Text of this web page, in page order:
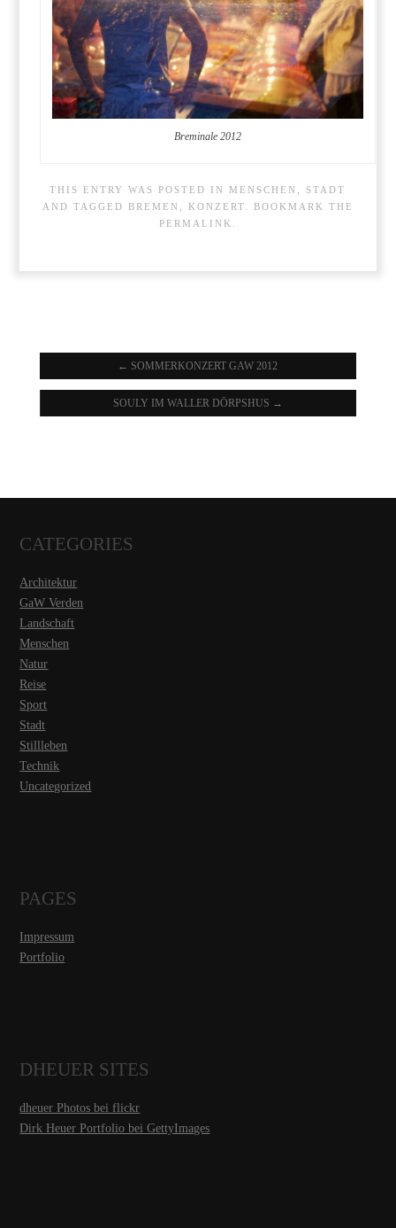
Breminale 2012
THIS ENTRY WAS POSTED IN MENSCHEN
STADT
AND TAGGED BREMEN KONZERT . BOOKMARK THE
PERMALINK
← SOMMERKONZERT GAW 2012
SOULY IM WALLER DÖRPSHUS →
CATEGORIES
Architektur
GaW Verden
Landschaft
Menschen
Natur
Reise
Sport
Stadt
Stillleben
Technik
Uncategorized
PAGES
Impressum
Portfolio
DHEUER SITES
dheuer Photos bei flickr
Dirk Heuer Portfolio bei GettyImages